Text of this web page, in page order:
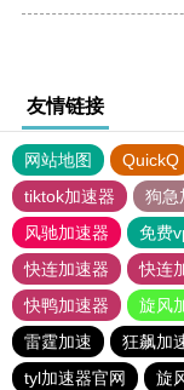
友情链接
网站地图 QuickQ
tiktok加速器
狗急
风驰加速器
免费
快连加速器
快连
快鸭加速器
旋风
雷霆加速
狂飙加
tyl加速器官网
旋